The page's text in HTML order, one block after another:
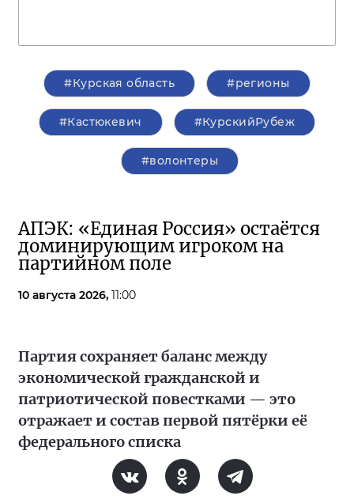
#Курская область #регионы
#Кастюкевич #КурскийРубеж
#волонтеры
АПЭК: «Единая Россия» остаётся
доминирующим игроком на
партийном поле
10 августа 2026, 11:00
Партия сохраняет баланс между
экономической гражданской и
патриотической повестками — это
отражает и состав первой пятёрки её
федерального списка